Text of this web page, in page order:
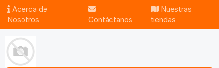
Acerca de
Nosotros
Contáctanos
Nuestras
tiendas